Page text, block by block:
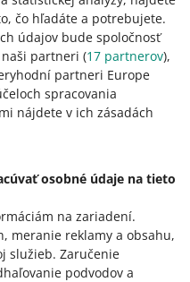
čo hľadáte a potrebujete.
údajov bude spoločnosť
partneri (17 partnerov),
partneri Europe
spracovania
nájdete v ich zásadách
osobné údaje na tieto
na zariadení.
meranie reklamy a obsahu,
služieb. Zaručenie
podvodov a
zoznam všetkých
120 dní.
údajov v systéme.
žiadosti, v
e-mail ohľadom
provízie z predaja v
urobiť sám.